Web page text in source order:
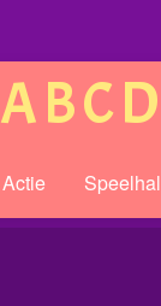
ABCD
Actie Speelhal